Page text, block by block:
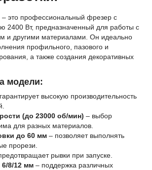
– это профессиональный фрезер с
2400 Вт, предназначенный для работы с
и другими материалами. Он идеально
профильного, пазового и
а также создания декоративных
модели:
высокую производительность
(до 23000 об/мин) – выбор
для разных материалов.
до 60 мм – позволяет выполнять
прорези.
рывки при запуске.
8/12 мм – поддержка различных